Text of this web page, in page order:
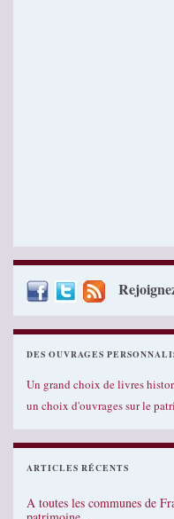
DES OUVRAGES
Un grand choix de livres
un choix d'ouvrages sur le
ARTICLES RÉCENTS
A toutes les communes de